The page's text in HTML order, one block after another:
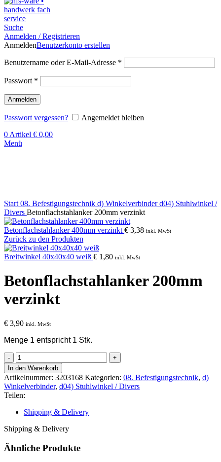
Suche
Anmelden / Registrieren
AnmeldenBenutzerkonto erstellen
Benutzername oder E-Mail-Adresse *
Passwort *
Anmelden
Passwort vergessen?
Angemeldet bleiben
0 Artikel € 0,00
Menü
Start 08. Befestigungstechnik d) Winkelverbinderd04) Stuhlwinkel /
Divers Betonflachstahlanker 200mm verzinkt
Betonflachstahlanker 400mm verzinkt € 3,38 inkl. MwSt
Zurück zu den Produkten
Breitwinkel 40x40x40 weiß € 1,80 inkl. MwSt
Betonflachstahlanker 200mm
verzinkt
€ 3,90 inkl. MwSt
Menge 1 entspricht 1 Stk.
Betonflachstahlanker
200mm
verzinkt
Menge
In den Warenkorb
Artikelnummer: 3203168 Kategorien: 08. Befestigungstechnik, d)
Winkelverbinder, d04) Stuhlwinkel / Divers
Teilen:
Shipping & Delivery
Shipping & Delivery
Ähnliche Produkte